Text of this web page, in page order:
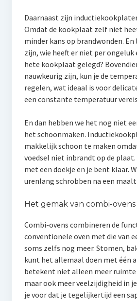
Daarnaast zijn
Omdat de kookplaat zelf niet
minder kans op brandwonden.
zijn, wie heeft er niet per ongeluk
hete kookplaat gelegd?
nauwkeurig zijn, kun je de
regelen, wat ideaal is voor
een constante temperatuur
En dan hebben we het nog niet
het schoonmaken.
makkelijk schoon te maken
voedsel niet inbrandt op de plaat.
met een doekje en je bent klaar.
urenlang schrobben na een
Het gemak van combi-ovens
Combi-ovens combineren de
conventionele oven met die van
soms zelfs nog meer. Stomen,
kunt het allemaal doen met één
betekent niet alleen meer ruimte
maar ook meer veelzijdigheid in
je voor dat je tegelijkertijd een